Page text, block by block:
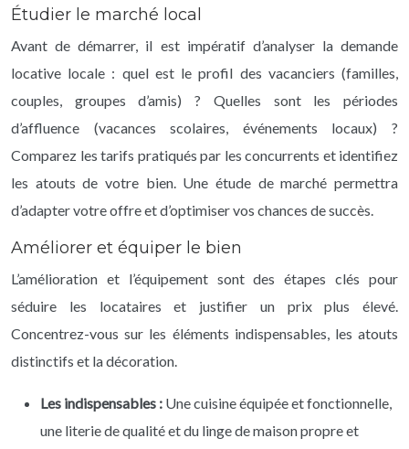
Étudier le marché local
Avant de démarrer, il est impératif d’analyser la demande
locative locale : quel est le profil des vacanciers (familles,
couples, groupes d’amis) ? Quelles sont les périodes
d’affluence (vacances scolaires, événements locaux) ?
Comparez les tarifs pratiqués par les concurrents et identifiez
les atouts de votre bien. Une étude de marché permettra
d’adapter votre offre et d’optimiser vos chances de succès.
Améliorer et équiper le bien
L’amélioration et l’équipement sont des étapes clés pour
séduire les locataires et justifier un prix plus élevé.
Concentrez-vous sur les éléments indispensables, les atouts
distinctifs et la décoration.
Les indispensables : Une cuisine équipée et fonctionnelle,
une literie de qualité et du linge de maison propre et